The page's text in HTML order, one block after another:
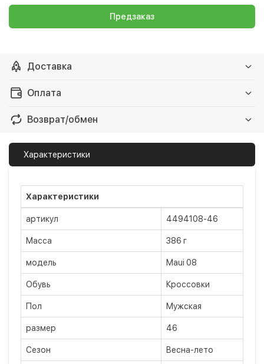
Предзаказ
Доставка
Доставка на Нову почту
За тарифами перевозчика
Оплата
безналичный расчет
Бесплатно
Оплата в нашем магазине
Оплата картой на сайте
Privat24
LiqPay
Apple Pay
Google Pay
Возврат/обмен
Возврат и обмен в течение 14 дней, если
купленный Вами товар плохого качества
Характеристики
Характеристики
артикул 4494108-46
Масса 386 г
модель Maui 08
Обувь Кроссовки
Пол Мужская
размер 46
Сезон Весна-лето